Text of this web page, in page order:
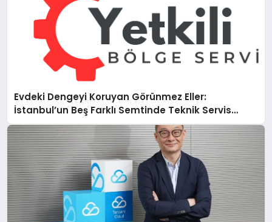
Evdeki Dengeyi Koruyan Görünmez Eller:
İstanbul’un Beş Farklı Semtinde Teknik Servis
Gerçeği